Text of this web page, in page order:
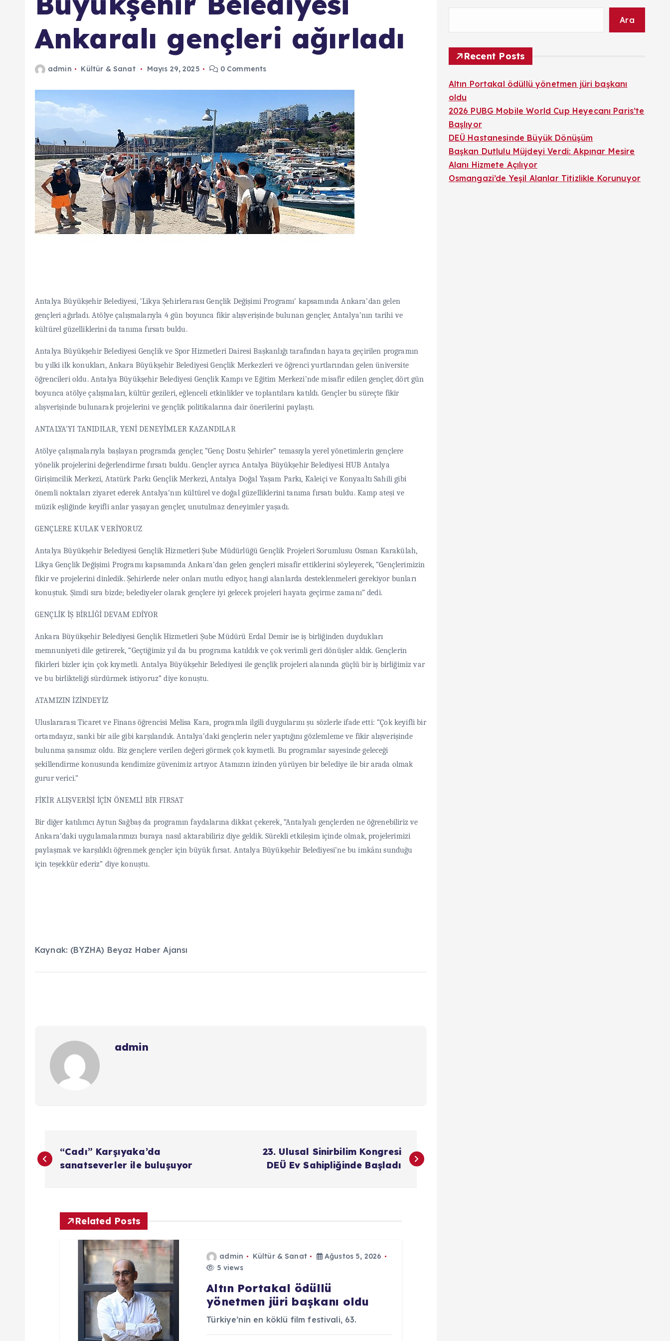
Ankaralı gençleri ağırladı
admin Kültür & Sanat Mayıs 29, 2025 0 Comments
Antalya Büyükşehir Belediyesi, ‘Likya Şehirlerarası Gençlik Değişimi Programı’ kapsamında Ankara’dan gelen
gençleri ağırladı. Atölye çalışmalarıyla 4 gün boyunca fikir alışverişinde bulunan gençler, Antalya’nın tarihi ve
kültürel güzelliklerini da tanıma fırsatı buldu.
Antalya Büyükşehir Belediyesi Gençlik ve Spor Hizmetleri Dairesi Başkanlığı tarafından hayata geçirilen programın
bu yılki ilk konukları, Ankara Büyükşehir Belediyesi Gençlik Merkezleri ve öğrenci yurtlarından gelen üniversite
öğrencileri oldu. Antalya Büyükşehir Belediyesi Gençlik Kampı ve Eğitim Merkezi’nde misafir edilen gençler, dört gün
boyunca atölye çalışmaları, kültür gezileri, eğlenceli etkinlikler ve toplantılara katıldı. Gençler bu süreçte fikir
alışverişinde bulunarak projelerini ve gençlik politikalarına dair önerilerini paylaştı.
ANTALYA’YI TANIDILAR, YENİ DENEYİMLER KAZANDILAR
Atölye çalışmalarıyla başlayan programda gençler, “Genç Dostu Şehirler” temasıyla yerel yönetimlerin gençlere
yönelik projelerini değerlendirme fırsatı buldu. Gençler ayrıca Antalya Büyükşehir Belediyesi HUB Antalya
Girişimcilik Merkezi, Atatürk Parkı Gençlik Merkezi, Antalya Doğal Yaşam Parkı, Kaleiçi ve Konyaaltı Sahili gibi
önemli noktaları ziyaret ederek Antalya’nın kültürel ve doğal güzelliklerini tanıma fırsatı buldu. Kamp ateşi ve
müzik eşliğinde keyifli anlar yaşayan gençler, unutulmaz deneyimler yaşadı.
GENÇLERE KULAK VERİYORUZ
Antalya Büyükşehir Belediyesi Gençlik Hizmetleri Şube Müdürlüğü Gençlik Projeleri Sorumlusu Osman Karakülah,
Likya Gençlik Değişimi Programı kapsamında Ankara’dan gelen gençleri misafir ettiklerini söyleyerek, “Gençlerimizin
fikir ve projelerini dinledik. Şehirlerde neler onları mutlu ediyor, hangi alanlarda desteklenmeleri gerekiyor bunları
konuştuk. Şimdi sıra bizde; belediyeler olarak gençlere iyi gelecek projeleri hayata geçirme zamanı” dedi.
GENÇLİK İŞ BİRLİĞİ DEVAM EDİYOR
Ankara Büyükşehir Belediyesi Gençlik Hizmetleri Şube Müdürü Erdal Demir ise iş birliğinden duydukları
memnuniyeti dile getirerek, “Geçtiğimiz yıl da bu programa katıldık ve çok verimli geri dönüşler aldık. Gençlerin
fikirleri bizler için çok kıymetli. Antalya Büyükşehir Belediyesi ile gençlik projeleri alanında güçlü bir iş birliğimiz var
ve bu birlikteliği sürdürmek istiyoruz” diye konuştu.
ATAMIZIN İZİNDEYİZ
Uluslararası Ticaret ve Finans öğrencisi Melisa Kara, programla ilgili duygularını şu sözlerle ifade etti: “Çok keyifli bir
ortamdayız, sanki bir aile gibi karşılandık. Antalya’daki gençlerin neler yaptığını gözlemleme ve fikir alışverişinde
bulunma şansımız oldu. Biz gençlere verilen değeri görmek çok kıymetli. Bu programlar sayesinde geleceği
şekillendirme konusunda kendimize güvenimiz artıyor. Atamızın izinden yürüyen bir belediye ile bir arada olmak
gurur verici.”
FİKİR ALIŞVERİŞİ İÇİN ÖNEMLİ BİR FIRSAT
Bir diğer katılımcı Aytun Sağbaş da programın faydalarına dikkat çekerek, “Antalyalı gençlerden ne öğrenebiliriz ve
Ankara’daki uygulamalarımızı buraya nasıl aktarabiliriz diye geldik. Sürekli etkileşim içinde olmak, projelerimizi
paylaşmak ve karşılıklı öğrenmek gençler için büyük fırsat. Antalya Büyükşehir Belediyesi’ne bu imkânı sunduğu
için teşekkür ederiz” diye konuştu.
Kaynak: (BYZHA) Beyaz Haber Ajansı
admin
Y
a
“Cadı” Karşıyaka’da
sanatseverler ile buluşuyor
23. Ulusal Sinirbilim Kongresi
DEÜ Ev Sahipliğinde Başladı
Related Posts
admin Kültür & Sanat
Ağustos 5, 2026
5 views
Altın Portakal ödüllü
yönetmen jüri başkanı oldu
Türkiye’nin en köklü film festivali, 63.
Ara
Recent Posts
Altın Portakal ödüllü yönetmen jüri başkanı
oldu
2026 PUBG Mobile World Cup Heyecanı Paris’te
Başlıyor
DEÜ Hastanesinde Büyük Dönüşüm
Başkan Dutlulu Müjdeyi Verdi: Akpınar Mesire
Alanı Hizmete Açılıyor
Osmangazi’de Yeşil Alanlar Titizlikle Korunuyor